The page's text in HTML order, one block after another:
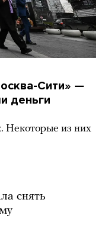
Сити» —
деньги
Некоторые из них
снять